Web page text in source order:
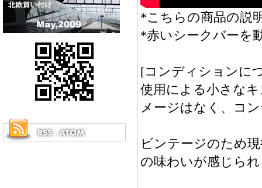
*こちらの商品の説
*赤いシークバーを
[コンディションに
使用による小さな
メージはなく、コ
ビンテージのため
の味わいが感じら